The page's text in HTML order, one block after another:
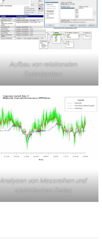
Aufbau von relationalen
Datenbanken
Analysen von Messreihen und
statistischen Daten